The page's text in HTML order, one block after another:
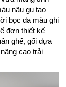
nâu gụ tạo
bọc da màu ghi
đơn thiết kế
ghế, gối dựa
cao trải